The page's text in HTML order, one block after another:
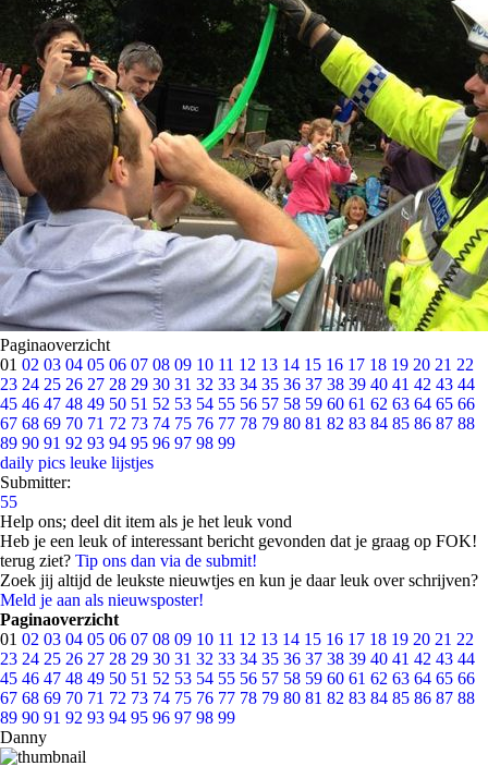
Paginaoverzicht
01 02 03 04 05 06 07 08 09 10 11 12 13 14 15 16 17 18 19 20 21 22
23 24 25 26 27 28 29 30 31 32 33 34 35 36 37 38 39 40 41 42 43 44
45 46 47 48 49 50 51 52 53 54 55 56 57 58 59 60 61 62 63 64 65 66
67 68 69 70 71 72 73 74 75 76 77 78 79 80 81 82 83 84 85 86 87 88
89 90 91 92 93 94 95 96 97 98 99
daily pics leuke lijstjes
Submitter:
55
Help ons; deel dit item als je het leuk vond
Heb je een leuk of interessant bericht gevonden dat je graag op FOK!
terug ziet? Tip ons dan via de submit!
Zoek jij altijd de leukste nieuwtjes en kun je daar leuk over schrijven?
Meld je aan als nieuwsposter!
Paginaoverzicht
01 02 03 04 05 06 07 08 09 10 11 12 13 14 15 16 17 18 19 20 21 22
23 24 25 26 27 28 29 30 31 32 33 34 35 36 37 38 39 40 41 42 43 44
45 46 47 48 49 50 51 52 53 54 55 56 57 58 59 60 61 62 63 64 65 66
67 68 69 70 71 72 73 74 75 76 77 78 79 80 81 82 83 84 85 86 87 88
89 90 91 92 93 94 95 96 97 98 99
Danny